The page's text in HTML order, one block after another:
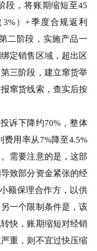
段，将账期缩短至45
）+季度合规返利
二阶段，实施产品一
定销售区域，超出区
三阶段，建立窜货举
窜货线索，查实后按
下降约70%，整体
费用率从7%降至4.5%
需要注意的是，这部
致部分资金紧张的经
额保理合作方，以供
一个限制条件是，该
快，账期缩短对经销
重，则不宜过快压缩